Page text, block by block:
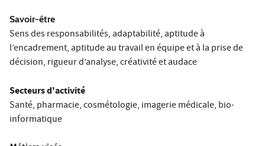
Savoir-être
Sens des responsabilités, adaptabilité, aptitude à
l’encadrement, aptitude au travail en équipe et à la prise de
décision, rigueur d’analyse, créativité et audace
Secteurs d'activité
Santé, pharmacie, cosmétologie, imagerie médicale, bio-
informatique